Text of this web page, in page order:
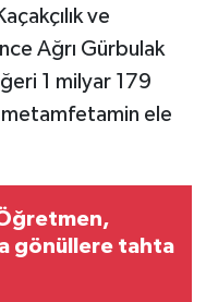
ve
Ağrı Gürbulak
1 milyar 179
ele
gönüllere tahta